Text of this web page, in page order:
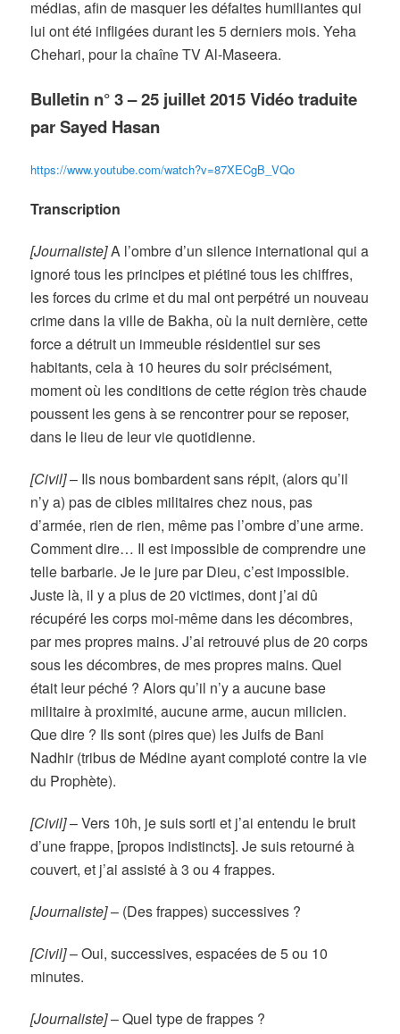
médias, afin de masquer les défaites humiliantes qui
lui ont été infligées durant les 5 derniers mois. Yeha
Chehari, pour la chaîne TV Al-Maseera.
Bulletin n° 3 – 25 juillet 2015 Vidéo traduite
par Sayed Hasan
https://www.youtube.com/watch?v=87XECgB_VQo
Transcription
[Journaliste]A l’ombre d’un silence international qui a
ignoré tous les principes et piétiné tous les chiffres,
les forces du crime et du mal ont perpétré un nouveau
crime dans la ville de Bakha, où la nuit dernière, cette
force a détruit un immeuble résidentiel sur ses
habitants, cela à 10 heures du soir précisément,
moment où les conditions de cette région très chaude
poussent les gens à se rencontrer pour se reposer,
dans le lieu de leur vie quotidienne.
[Civil]– Ils nous bombardent sans répit, (alors qu’il
n’y a) pas de cibles militaires chez nous, pas
d’armée, rien de rien, même pas l’ombre d’une arme.
Comment dire… Il est impossible de comprendre une
telle barbarie. Je le jure par Dieu, c’est impossible.
Juste là, il y a plus de 20 victimes, dont j’ai dû
récupéré les corps moi-même dans les décombres,
par mes propres mains. J’ai retrouvé plus de 20 corps
sous les décombres, de mes propres mains. Quel
était leur péché ? Alors qu’il n’y a aucune base
militaire à proximité, aucune arme, aucun milicien.
Que dire ? Ils sont (pires que) les Juifs de Bani
Nadhir (tribus de Médine ayant comploté contre la vie
du Prophète).
[Civil]– Vers 10h, je suis sorti et j’ai entendu le bruit
d’une frappe, [propos indistincts]. Je suis retourné à
couvert, et j’ai assisté à 3 ou 4 frappes.
[Journaliste]– (Des frappes) successives ?
[Civil]– Oui, successives, espacées de 5 ou 10
minutes.
[Journaliste]– Quel type de frappes ?